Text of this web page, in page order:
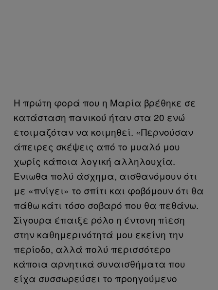
Η πρώτη φορά που η Μαρία βρέθηκε σε
κατάσταση πανικού ήταν στα 20 ενώ
ετοιμαζόταν να κοιμηθεί. «Περνούσαν
άπειρες σκέψεις από το μυαλό μου
χωρίς κάποια λογική αλληλουχία.
Ένιωθα πολύ άσχημα, αισθανόμουν ότι
με «πνίγει» το σπίτι και φοβόμουν ότι θα
πάθω κάτι τόσο σοβαρό που θα πεθάνω.
Σίγουρα έπαιξε ρόλο η έντονη πίεση
στην καθημερινότητά μου εκείνη την
περίοδο, αλλά πολύ περισσότερο
κάποια αρνητικά συναισθήματα που
είχα συσσωρεύσει το προηγούμενο